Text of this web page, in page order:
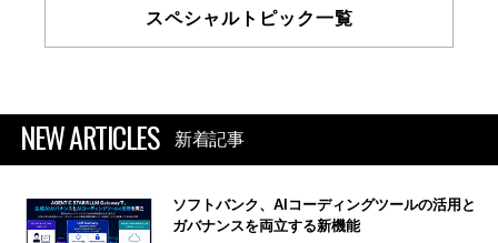
スペシャルトピック一覧
NEW ARTICLES 新着記事
ソフトバンク、AIコーディングツールの活用と
ガバナンスを両立する新機能